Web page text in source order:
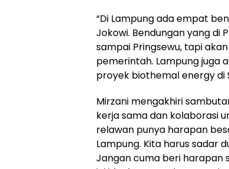
“Di Lampung ada empat
Jokowi. Bendungan yang di
sampai Pringsewu, tapi
pemerintah. Lampung juga
proyek biothemal energy di
Mirzani mengakhiri
kerja sama dan kolaborasi
relawan punya harapan
Lampung. Kita harus sadar
Jangan cuma beri harapan